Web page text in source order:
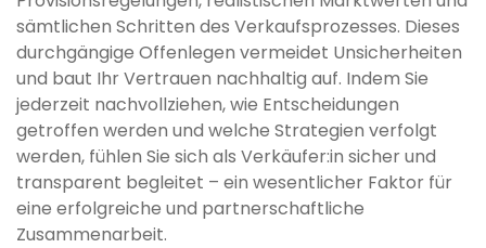
sämtlichen Schritten des Verkaufsprozesses. Dieses
durchgängige Offenlegen vermeidet Unsicherheiten
und baut Ihr Vertrauen nachhaltig auf. Indem Sie
jederzeit nachvollziehen, wie Entscheidungen
getroffen werden und welche Strategien verfolgt
werden, fühlen Sie sich als Verkäufer:in sicher und
transparent begleitet – ein wesentlicher Faktor für
eine erfolgreiche und partnerschaftliche
Zusammenarbeit.